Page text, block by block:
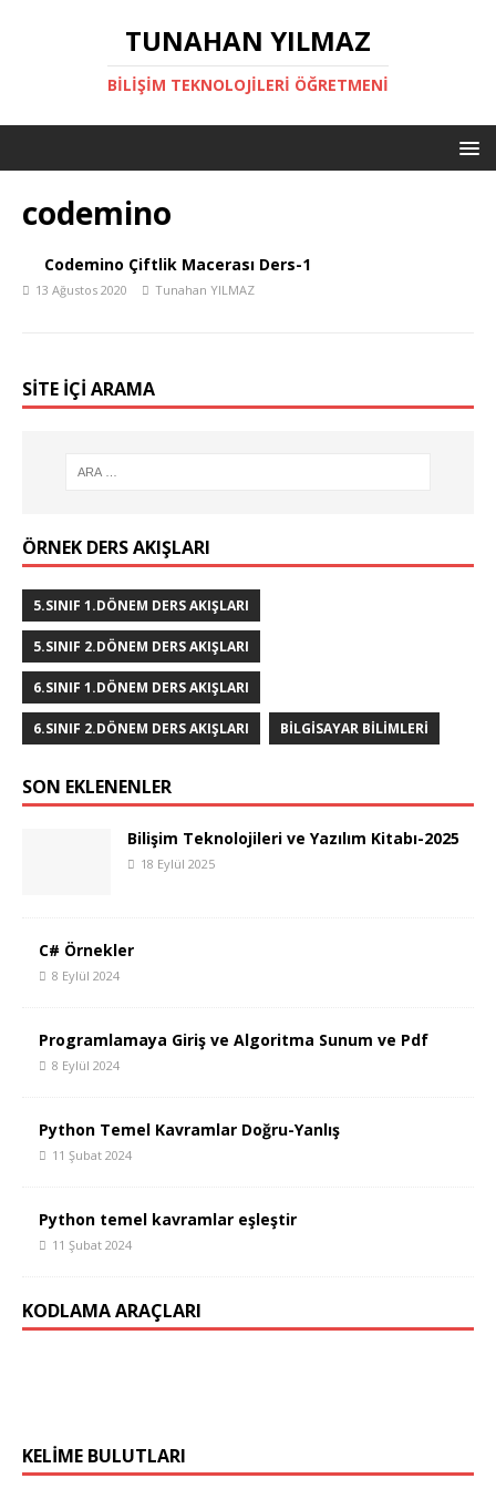
TUNAHAN YILMAZ
BİLİŞİM TEKNOLOJİLERİ ÖĞRETMENİ
codemino
Codemino Çiftlik Macerası Ders-1
13 Ağustos 2020 Tunahan YILMAZ
SİTE İÇİ ARAMA
ÖRNEK DERS AKIŞLARI
5.SINIF 1.DÖNEM DERS AKIŞLARI
5.SINIF 2.DÖNEM DERS AKIŞLARI
6.SINIF 1.DÖNEM DERS AKIŞLARI
6.SINIF 2.DÖNEM DERS AKIŞLARI BILGISAYAR BILIMLERI
SON EKLENENLER
Bilişim Teknolojileri ve Yazılım Kitabı-2025
18 Eylül 2025
C# Örnekler
8 Eylül 2024
Programlamaya Giriş ve Algoritma Sunum ve Pdf
8 Eylül 2024
Python Temel Kavramlar Doğru-Yanlış
11 Şubat 2024
Python temel kavramlar eşleştir
11 Şubat 2024
KODLAMA ARAÇLARI
KELİME BULUTLARI